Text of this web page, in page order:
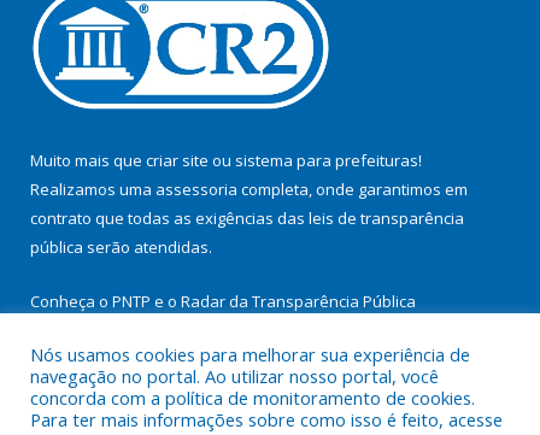
Muito mais que criar site ou sistema para prefeituras!
Realizamos uma assessoria completa, onde garantimos em
contrato que todas as exigências das leis de transparência
pública serão atendidas.
Conheça o PNTP e o Radar da Transparência Pública
Todos os direitos reservados a Prefeitura Municipal de
Nós usamos cookies para melhorar sua experiência de
navegação no portal. Ao utilizar nosso portal, você
concorda com a política de monitoramento de cookies.
Para ter mais informações sobre como isso é feito, acesse